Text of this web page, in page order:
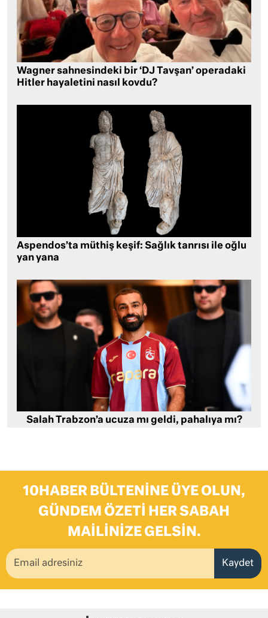
Wagner sahnesindeki bir ‘DJ Tavşan’ operadaki
Hitler hayaletini nasıl kovdu?
Aspendos’ta müthiş keşif: Sağlık tanrısı ile oğlu
yan yana
Salah Trabzon’a ucuza mı geldi, pahalıya mı?
10HABER BÜLTENINE ÜYE OLUN,
GÜNDEM ÖZETI HER SABAH
MAILINIZE GELSIN.
Kaydet